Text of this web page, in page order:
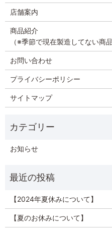
店舗案内
商品紹介
（※季節で現在製造してない商
お問い合わせ
プライバシーポリシー
サイトマップ
お知らせ
【2024年夏休みについて】
【夏のお休みについて】